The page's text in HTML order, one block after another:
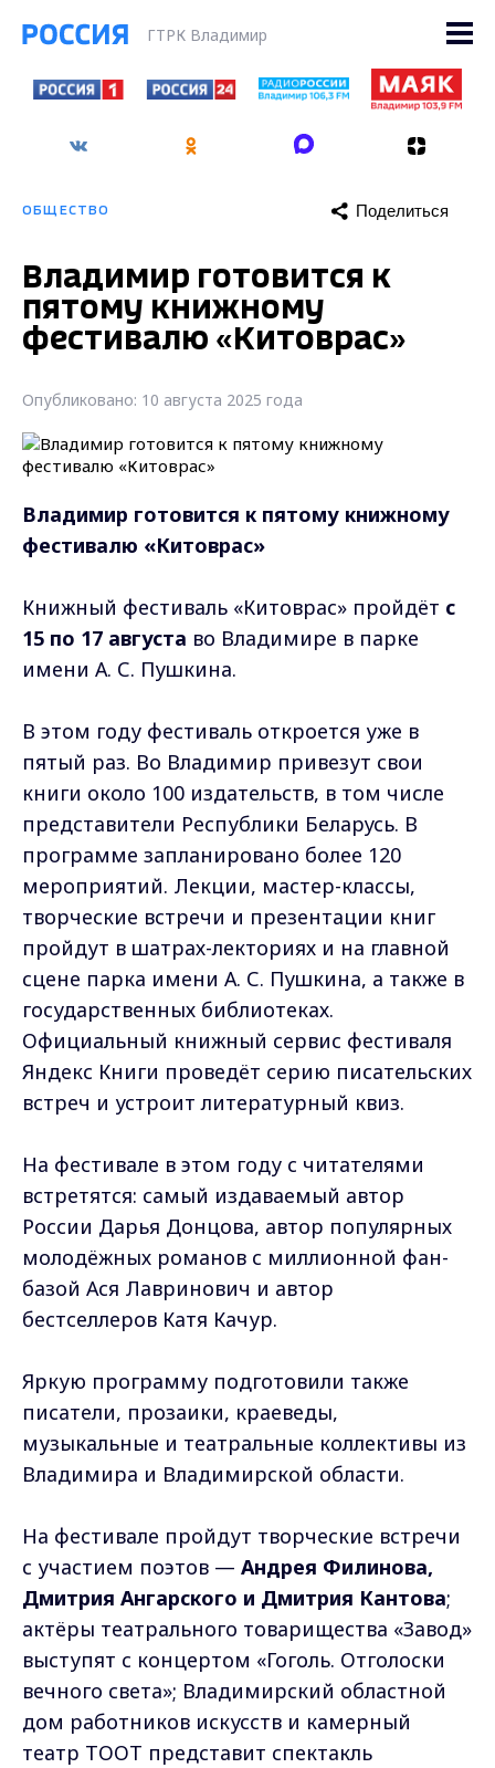
ГТРК Владимир
ОБЩЕСТВО Поделиться
Владимир готовится к
пятому книжному
фестивалю «Китоврас»
Опубликовано: 10 августа 2025 года
Владимир готовится к пятому книжному
фестивалю «Китоврас»
Книжный фестиваль «Китоврас» пройдёт с
15 по 17 августа во Владимире в парке
имени А. С. Пушкина.
В этом году фестиваль откроется уже в
пятый раз. Во Владимир привезут свои
книги около 100 издательств, в том числе
представители Республики Беларусь. В
программе запланировано более 120
мероприятий. Лекции, мастер-классы,
творческие встречи и презентации книг
пройдут в шатрах-лекториях и на главной
сцене парка имени А. С. Пушкина, а также в
государственных библиотеках.
Официальный книжный сервис фестиваля
Яндекс Книги проведёт серию писательских
встреч и устроит литературный квиз.
На фестивале в этом году с читателями
встретятся: самый издаваемый автор
России Дарья Донцова, автор популярных
молодёжных романов с миллионной фан-
базой Ася Лавринович и автор
бестселлеров Катя Качур.
Яркую программу подготовили также
писатели, прозаики, краеведы,
музыкальные и театральные коллективы из
Владимира и Владимирской области.
На фестивале пройдут творческие встречи
с участием поэтов — Андрея Филинова,
Дмитрия Ангарского и Дмитрия Кантова;
актёры театрального товарищества «Завод»
выступят с концертом «Гоголь. Отголоски
вечного света»; Владимирский областной
дом работников искусств и камерный
театр ТООТ представит спектакль